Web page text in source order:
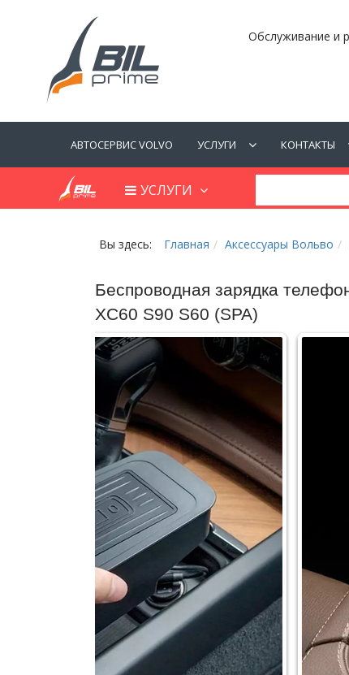
Обслуживание и
АВТОСЕРВИС VOLVO УСЛУГИ КОНТАКТЫ
УСЛУГИ
Вы здесь: Главная Аксессуары Вольво
Беспроводная зарядка
XC60 S90 S60 (SPA)